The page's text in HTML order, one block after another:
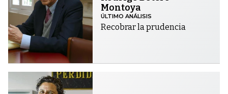
Montoya
ÚLTIMO ANÁLISIS
Recobrar la prudencia